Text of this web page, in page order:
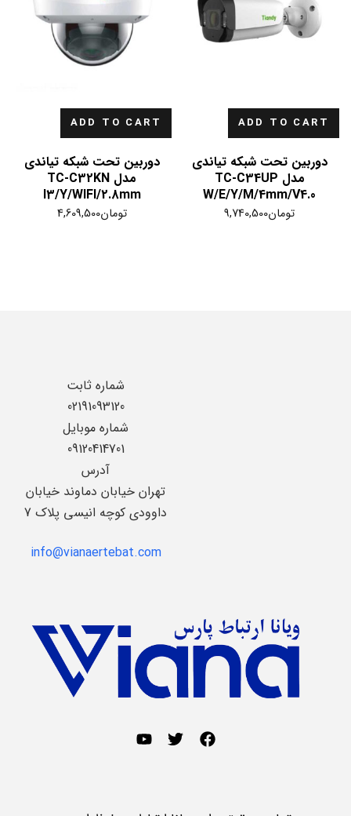
ADD TO CART
دوربین تحت شبکه تیاندی
مدل TC-C34UP
W/E/Y/M/4mm/V4.0
تومان9,740,500
ADD TO CART
دوربین تحت شبکه تیاندی
مدل TC-C32KN
I3/Y/WIFI/2.8mm
تومان4,609,500
شماره ثابت
02191093120
شماره موبایل
09120414701
آدرس
تهران خیابان دماوند خیابان
داوودی کوچه انیسی پلاک 7
info@vianaertebat.com